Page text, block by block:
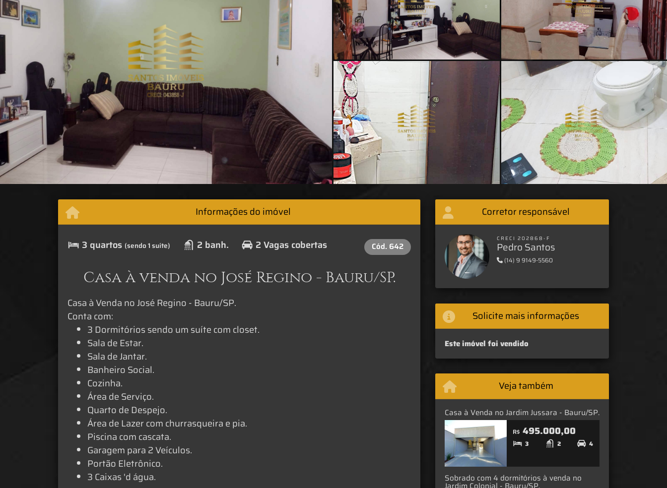
Informações do imóvel
3 quartos (sendo 1 suíte) 2 banh. 2 Vagas cobertas Cód. 642
Casa à venda no José Regino - Bauru/SP.
Casa à Venda no José Regino - Bauru/SP.
Conta com:
3 Dormitórios sendo um suíte com closet.
Sala de Estar.
Sala de Jantar.
Banheiro Social.
Cozinha.
Área de Serviço.
Quarto de Despejo.
Área de Lazer com churrasqueira e pia.
Piscina com cascata.
Garagem para 2 Veículos.
Portão Eletrônico.
3 Caixas 'd água.
Corretor responsável
CRECI 202868-F
Pedro Santos
(14) 9 9149-5560
Solicite mais informações
Este imóvel foi vendido
Veja também
Casa à Venda no Jardim Jussara - Bauru/SP.
R$ 495.000,00
3 2 4
Sobrado com 4 dormitórios à venda no